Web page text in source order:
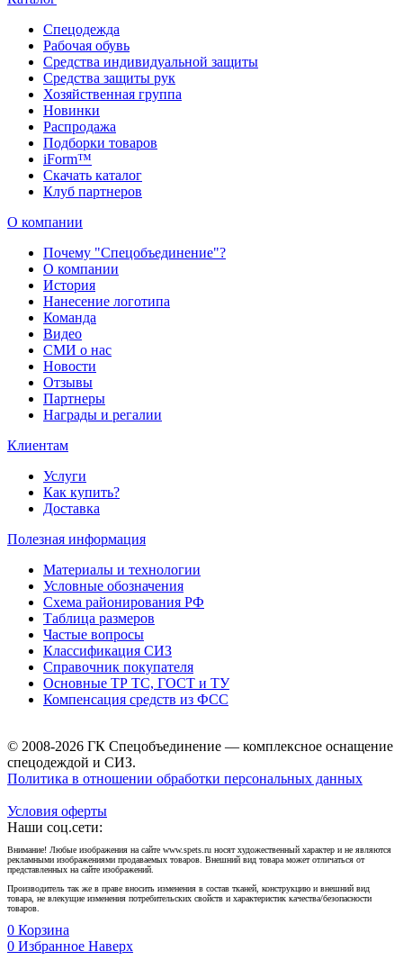
Спецодежда
Рабочая обувь
Средства индивидуальной защиты
Средства защиты рук
Хозяйственная группа
Новинки
Распродажа
Подборки товаров
iForm™
Скачать каталог
Клуб партнеров
О компании
Почему "Спецобъединение"?
О компании
История
Нанесение логотипа
Команда
Видео
СМИ о нас
Новости
Отзывы
Партнеры
Награды и регалии
Клиентам
Услуги
Как купить?
Доставка
Полезная информация
Материалы и технологии
Условные обозначения
Схема районирования РФ
Таблица размеров
Частые вопросы
Классификация СИЗ
Справочник покупателя
Основные ТР ТС, ГОСТ и ТУ
Компенсация средств из ФСС
© 2008-2026 ГК Спецобъединение — комплексное оснащение
спецодеждой и СИЗ.
Политика в отношении обработки персональных данных
Условия оферты
Наши соц.сети:
Внимание! Любые изображения на сайте www.spets.ru носят художественный характер и не являются
рекламными изображениями продаваемых товаров. Внешний вид товара может отличаться от
представленных на сайте изображений.
Производитель так же в праве вносить изменения в состав тканей, конструкцию и внешний вид
товара, не влекущие изменения потребительских свойств и характеристик качества/безопасности
товаров.
0 Корзина
0 Избранное Наверх